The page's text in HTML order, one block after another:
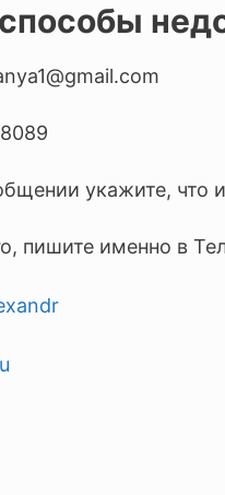
укажите, что
пишите именно в